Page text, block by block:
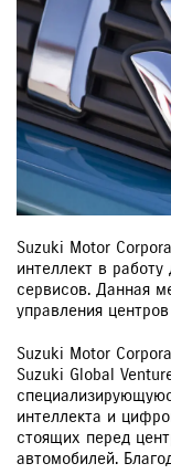
ЗАКАЗАТЬ
Suzuki Motor
интеллект в
сервисов. Данная
управления
Suzuki Motor
Suzuki Global
интеллекта и
стоящих перед
автомобилей.